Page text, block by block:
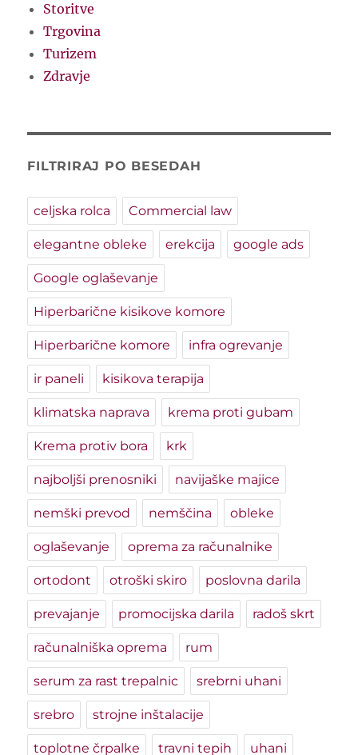
Storitve
Trgovina
Turizem
Zdravje
FILTRIRAJ PO BESEDAH
celjska rolca Commercial law
elegantne obleke erekcija google ads
Google oglaševanje
Hiperbarične kisikove komore
Hiperbarične komore infra ogrevanje
ir paneli kisikova terapija
klimatska naprava krema proti gubam
Krema protiv bora krk
najboljši prenosniki navijaške majice
nemški prevod nemščina obleke
oglaševanje oprema za računalnike
ortodont otroški skiro poslovna darila
prevajanje promocijska darila radoš skrt
računalniška oprema rum
serum za rast trepalnic srebrni uhani
srebro strojne inštalacije
toplotne črpalke travni tepih uhani